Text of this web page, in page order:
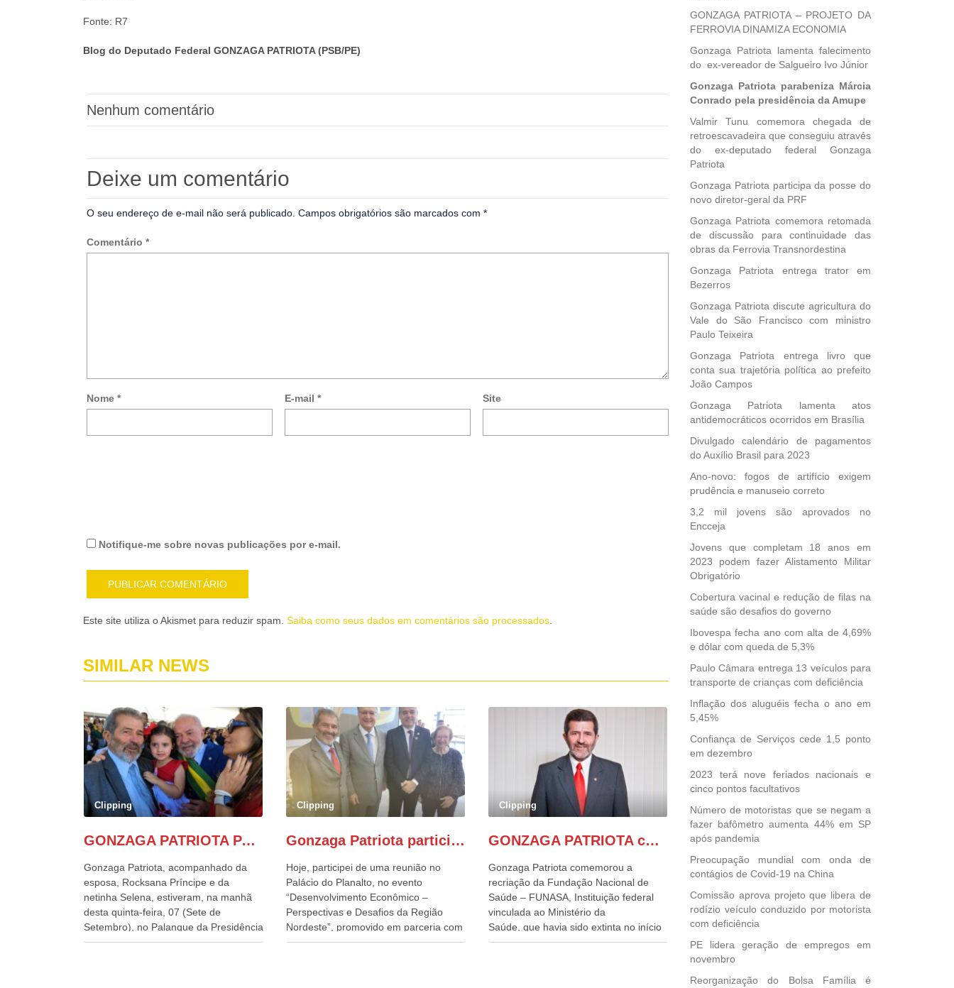
Fonte: R7
Blog do Deputado Federal GONZAGA PATRIOTA (PSB/PE)
Nenhum comentário
Deixe um comentário
O seu endereço de e-mail não será publicado. Campos obrigatórios são marcados com *
Comentário *
Nome * E-mail *
Site
Notifique-
sobre
novos
mail.
Notifique-me sobre novas publicações por e-mail.
Este site utiliza o Akismet para reduzir spam. Saiba como seus dados em comentários são processados
SIMILAR NEWS
Clipping
GONZAGA PATRIOTA PARTICIPA DO DESFILE DA INDEPENDÊNCIA NO PALANQUE DA PRESIDÊNCIA DA REPÚBLICA E É ABRAÇADO POR LULA E POR GERALDO ALCKMIN.
Gonzaga Patriota, acompanhado da
esposa, Rocksana Príncipe e da
netinha Selena, estiveram, na manhã
desta quinta-feira, 07 (Sete de
Setembro), no Palanque da Presidência
da República, onde foram abraçados
Clipping
Gonzaga Patriota participa de evento em prol do desenvolvimento do Nordeste
Hoje, participei de uma reunião no
Palácio do Planalto, no evento
“Desenvolvimento Econômico –
Perspectivas e Desafios da Região
Nordeste”, promovido em parceria com
o Consórcio Nordeste. Na pauta do
Clipping
GONZAGA PATRIOTA comemora o retorno da FUNASA
Gonzaga Patriota comemorou a
recriação da Fundação Nacional de
Saúde – FUNASA, Instituição federal
vinculada ao Ministério da
Saúde, que havia sido extinta no início
do terceiro governo do
GONZAGA PATRIOTA – PROJETO DA
FERROVIA DINAMIZA ECONOMIA
Gonzaga Patriota lamenta falecimento
do ex-vereador de Salgueiro Ivo Júnior
Gonzaga Patriota parabeniza Márcia
Conrado pela presidência da Amupe
Valmir Tunu comemora chegada de
retroescavadeira que conseguiu através
do ex-deputado federal Gonzaga
Patriota
Gonzaga Patriota participa da posse do
novo diretor-geral da PRF
Gonzaga Patriota comemora retomada
de discussão para continuidade das
obras da Ferrovia Transnordestina
Gonzaga Patriota entrega trator em
Bezerros
Gonzaga Patriota discute agricultura do
Vale do São Francisco com ministro
Paulo Teixeira
Gonzaga Patriota entrega livro que
conta sua trajetória política ao prefeito
João Campos
Gonzaga Patriota lamenta atos
antidemocráticos ocorridos em Brasília
Divulgado calendário de pagamentos
do Auxílio Brasil para 2023
Ano-novo: fogos de artifício exigem
prudência e manuseio correto
3,2 mil jovens são aprovados no
Encceja
Jovens que completam 18 anos em
2023 podem fazer Alistamento Militar
Obrigatório
Cobertura vacinal e redução de filas na
saúde são desafios do governo
Ibovespa fecha ano com alta de 4,69%
e dólar com queda de 5,3%
Paulo Câmara entrega 13 veículos para
transporte de crianças com deficiência
Inflação dos aluguéis fecha o ano em
5,45%
Confiança de Serviços cede 1,5 ponto
em dezembro
2023 terá nove feriados nacionais e
cinco pontos facultativos
Número de motoristas que se negam a
fazer bafômetro aumenta 44% em SP
após pandemia
Preocupação mundial com onda de
contágios de Covid-19 na China
Comissão aprova projeto que libera de
rodízio veículo conduzido por motorista
com deficiência
PE lidera geração de empregos em
novembro
Reorganização do Bolsa Família é